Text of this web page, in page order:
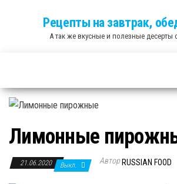
Рецепты на завтрак,
А так же вкусные и полезные десерты
Лимонные
21.06.2020 Выкл. Автор RUSSIAN FOOD